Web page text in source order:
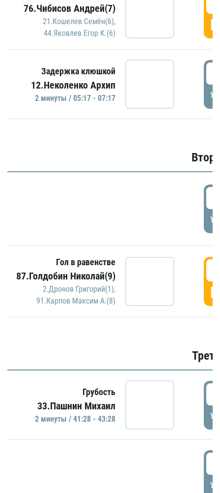
76.Чибисов Андрей(7)
21.Кошелев Семён(6),
44.Яковлев Егор К.(6)
Задержка клюшкой
12.Неколенко Архип
2 минуты / 05:17 - 07:17
Гол в равенстве
87.Голдобин Николай(9)
2.Дронов Григорий(1),
91.Карпов Максим А.(8)
Грубость
33.Пашнин Михаил
2 минуты / 41:28 - 43:28